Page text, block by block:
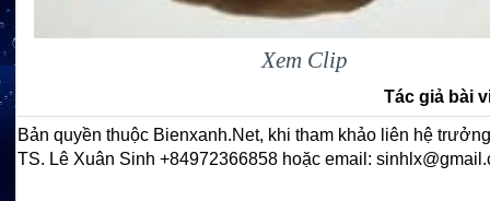
Xem Clip
Tác giả bài
Bản quyền thuộc Bienxanh.Net, khi tham khảo liên hệ
TS. Lê Xuân Sinh +84972366858 hoặc email: